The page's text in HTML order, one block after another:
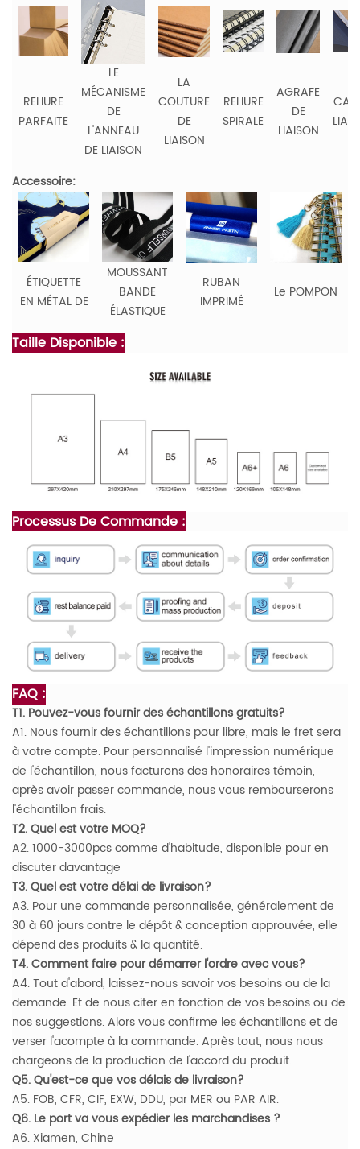
RELIURE
PARFAITE
LE
MÉCANISME
DE
L'ANNEAU
DE LIAISON
LA
COUTURE
DE
LIAISON
RELIURE
SPIRALE
AGRAFE
DE
LIAISON
CAS
Accessoire:
ÉTIQUETTE
EN MÉTAL DE
MOUSSANT
BANDE
ÉLASTIQUE
RUBAN
IMPRIMÉ
Le POMPON
Taille Disponible :
Processus De Commande :
FAQ :
T1. Pouvez-vous fournir des échantillons gratuits?
A1. Nous fournir des échantillons pour libre, mais le fret sera
à votre compte. Pour personnalisé l'impression numérique
de l'échantillon, nous facturons des honoraires témoin,
après avoir passer commande, nous vous rembourserons
l'échantillon frais.
T2. Quel est votre MOQ?
A2. 1000-3000pcs comme d'habitude, disponible pour en
discuter davantage
T3. Quel est votre délai de livraison?
A3. Pour une commande personnalisée, généralement de
30 à 60 jours contre le dépôt & conception approuvée, elle
dépend des produits & la quantité.
T4. Comment faire pour démarrer l'ordre avec vous?
A4. Tout d'abord, laissez-nous savoir vos besoins ou de la
demande. Et de nous citer en fonction de vos besoins ou de
nos suggestions. Alors vous confirme les échantillons et de
verser l'acompte à la commande. Après tout, nous nous
chargeons de la production de l'accord du produit.
Q5. Qu'est-ce que vos délais de livraison?
A5. FOB, CFR, CIF, EXW, DDU, par MER ou PAR AIR.
Q6. Le port va vous expédier les marchandises ?
A6. Xiamen, Chine